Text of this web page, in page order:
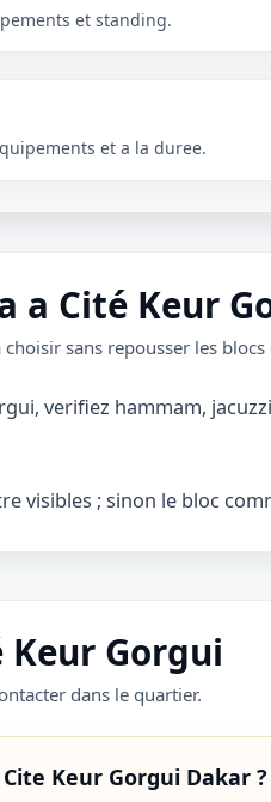
et standing.
et a la duree.
a Cité Keur
sans repousser les
verifiez hammam,
visibles ; sinon le bloc
Keur Gorgui
dans le quartier.
Keur Gorgui Dakar ?